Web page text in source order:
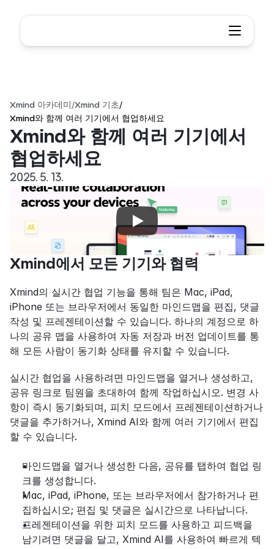
Xmind 아카데미 /Xmind 기초/
Xmind와 함께 여러 기기에서 협업하세요
Xmind와 함께 여러 기기에서
협업하세요
2025. 5. 13.
Xmind에서 모든 기기와 협력
Xmind의 실시간 협업 기능을 통해 팀은 Mac, iPad,
iPhone 또는 브라우저에서 동일한 마인드맵을 편집, 댓글
작성 및 프레젠테이션할 수 있습니다. 하나의 계정으로 하
나의 공유 맵을 사용하여 자동 저장과 버전 업데이트를 통
해 모든 사람이 동기화 상태를 유지할 수 있습니다.
실시간 협업을 사용하려면 마인드맵을 열거나 생성하고,
공유 링크로 팀원을 초대하여 함께 작업하십시오. 변경 사
항이 즉시 동기화되며, 피치 모드에서 프레젠테이션하거나
댓글을 추가하거나, Xmind AI와 함께 여러 기기에서 편집
할 수 있습니다.
마인드맵을 열거나 생성한 다음, 공유를 탭하여 협업 링
크를 생성합니다.
Mac, iPad, iPhone, 또는 브라우저에서 참가하거나 편
집하십시오; 편집 및 댓글은 실시간으로 나타납니다.
프레젠테이션을 위한 피치 모드를 사용하고 피드백을
남기려면 댓글을 달고, Xmind AI를 사용하여 빠르게 텍